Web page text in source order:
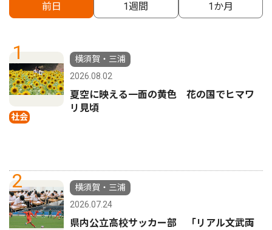
前日 1週間 1か月
1
社会
横須賀・三浦
2026.08.02
夏空に映える一面の黄色 花の国でヒマワ
リ見頃
2
横須賀・三浦
2026.07.24
県内公立高校サッカー部 「リアル文武両